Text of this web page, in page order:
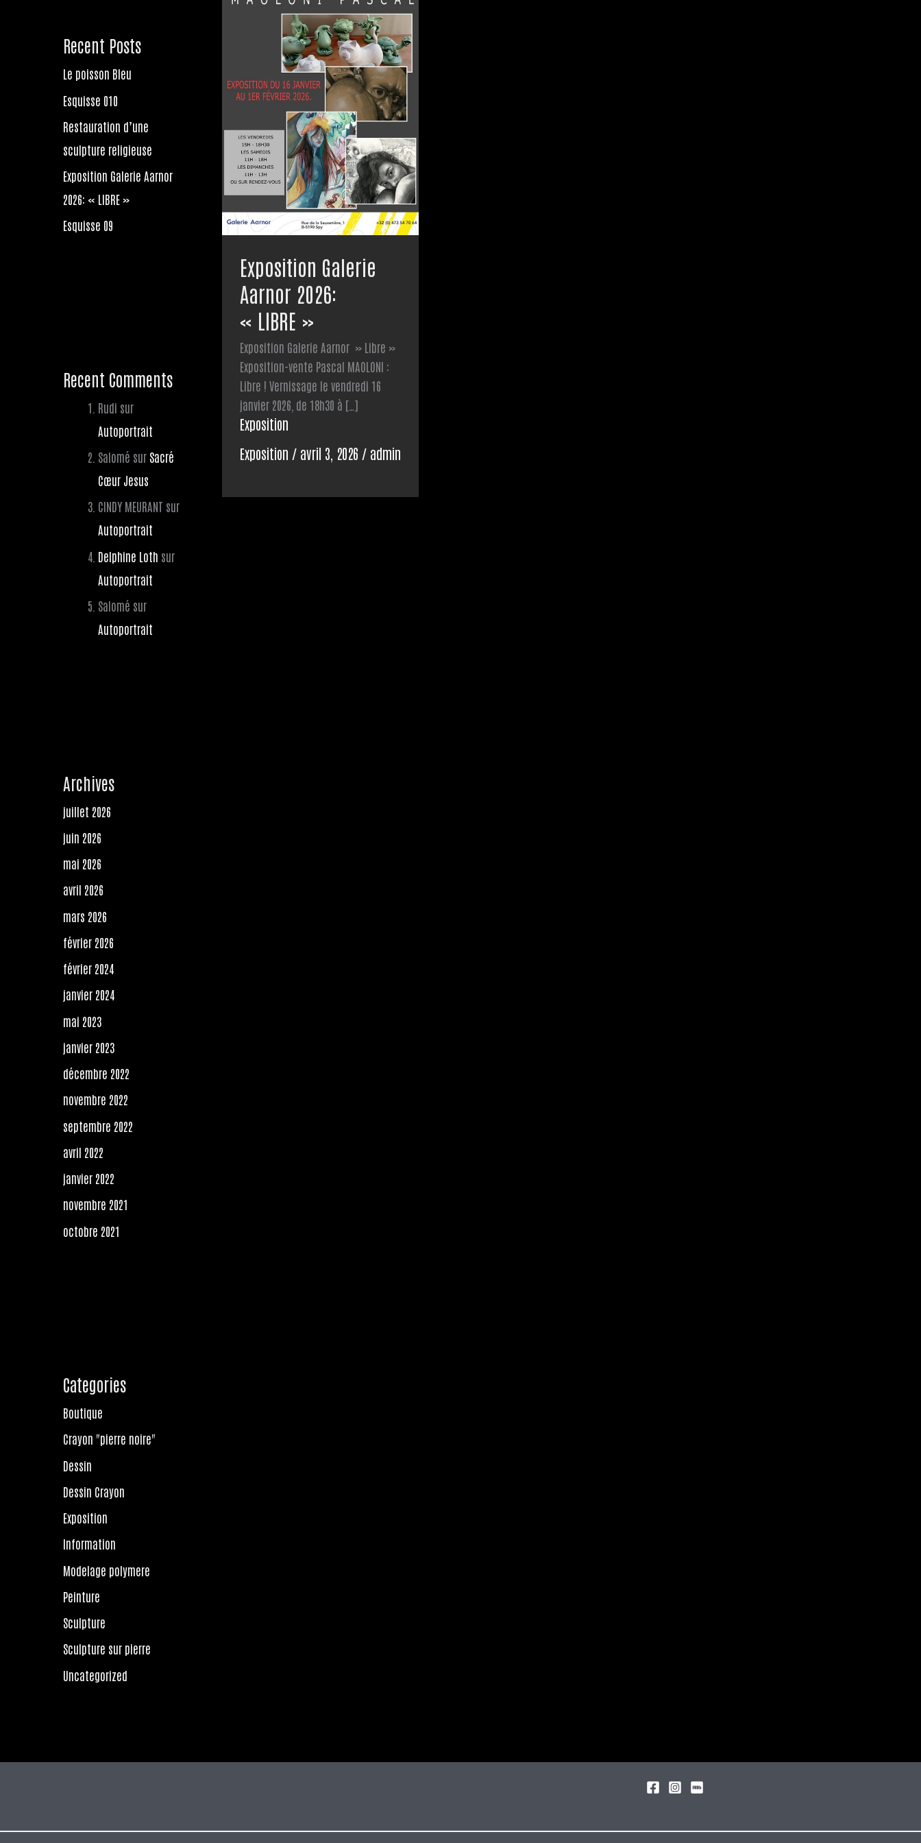
Recent Posts
Le poisson Bleu
Esquisse 010
Restauration d’une
sculpture religieuse
Exposition Galerie Aarnor
2026: « LIBRE »
Esquisse 09
Recent Comments
Rudi sur
Autoportrait
Salomé sur Sacré
Cœur Jesus
CINDY MEURANT sur
Autoportrait
Delphine Loth sur
Autoportrait
Salomé sur
Autoportrait
Archives
juillet 2026
juin 2026
mai 2026
avril 2026
mars 2026
février 2026
février 2024
janvier 2024
mai 2023
janvier 2023
décembre 2022
novembre 2022
septembre 2022
avril 2022
janvier 2022
novembre 2021
octobre 2021
Categories
Boutique
Crayon "pierre noire"
Dessin
Dessin Crayon
Exposition
Information
Modelage polymere
Peinture
Sculpture
Sculpture sur pierre
Uncategorized
Exposition Galerie
Aarnor 2026:
« LIBRE »
Exposition Galerie Aarnor » Libre »
Exposition-vente Pascal MAOLONI :
Libre ! Vernissage le vendredi 16
janvier 2026, de 18h30 à […]
Exposition
Exposition / avril 3, 2026 / admin